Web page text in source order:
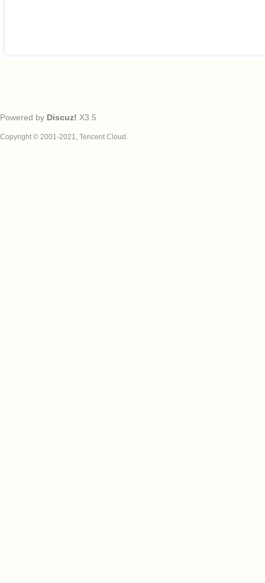
Powered by Discuz! X3.5
Copyright © 2001-2021, Tencent Cloud.